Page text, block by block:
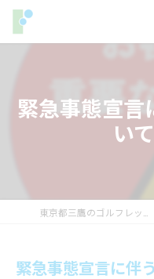
緊急事態宣言
い
緊急事態宣言に伴